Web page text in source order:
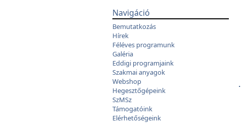
Navigáció
Bemutatkozás
Hírek
Féléves programunk
Galéria
Eddigi programjaink
Szakmai anyagok
Webshop
Hegesztőgépeink
SzMSz
Támogatóink
Elérhetőségeink